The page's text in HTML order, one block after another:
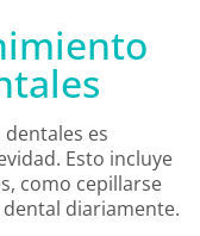
es
Esto incluye
como cepillarse
diariamente.